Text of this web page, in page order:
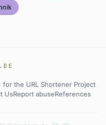
the URL Shortener Project
UsReport abuseReferences